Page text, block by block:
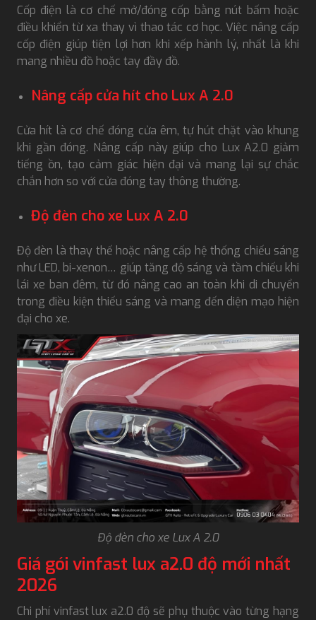
Cốp điện là cơ chế mở/đóng cốp bằng nút bấm hoặc
điều khiển từ xa thay vì thao tác cơ học. Việc nâng cấp
cốp điện giúp tiện lợi hơn khi xếp hành lý, nhất là khi
mang nhiều đồ hoặc tay đầy đồ.
Nâng cấp cửa hít cho Lux A 2.0
Cửa hít là cơ chế đóng cửa êm, tự hút chặt vào khung
khi gần đóng. Nâng cấp này giúp cho Lux A2.0 giảm
tiếng ồn, tạo cảm giác hiện đại và mang lại sự chắc
chắn hơn so với cửa đóng tay thông thường.
Độ đèn cho xe Lux A 2.0
Độ đèn là thay thế hoặc nâng cấp hệ thống chiếu sáng
như LED, bi-xenon… giúp tăng độ sáng và tầm chiếu khi
lái xe ban đêm, từ đó nâng cao an toàn khi di chuyển
trong điều kiện thiếu sáng và mang đến diện mạo hiện
đại cho xe.
Độ đèn cho xe Lux A 2.0
Giá gói vinfast lux a2.0 độ mới nhất
2026
Chi phí vinfast lux a2.0 độ sẽ phụ thuộc vào từng hạng